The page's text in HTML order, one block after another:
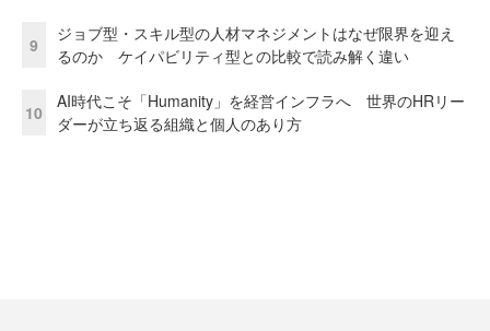
9
ジョブ型・スキル型の人材マネジメントはなぜ限界を迎え
るのか ケイパビリティ型との比較で読み解く違い
10
AI時代こそ「Humanity」を経営インフラへ 世界のHRリー
ダーが立ち返る組織と個人のあり方